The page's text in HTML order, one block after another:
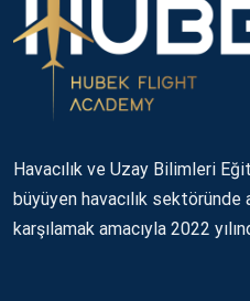
Havacılık ve Uzay Bilimleri
büyüyen havacılık
karşılamak amacıyla 2022